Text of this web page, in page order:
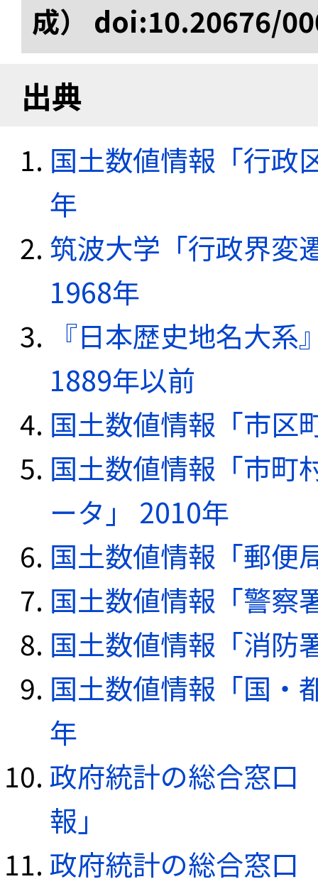
成） doi:10.20676/
出典
国土数値情報「行政
年
筑波大学「行政界変
1968年
『日本歴史地名大
1889年以前
国土数値情報「市区
国土数値情報「市町
ータ」 2010年
国土数値情報「郵便
国土数値情報「警察
国土数値情報「消防
国土数値情報「国・
年
政府統計の総合窓口
報」
政府統計の総合窓口